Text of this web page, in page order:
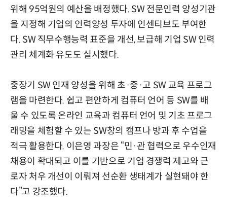
위해 95억원의 예산을 배정했다. SW 전문인력 양성기관
을 지정해 기업의 인력양성 투자에 인센티브도 부여한
다. SW 직무수행능력 표준을 개선, 보급해 기업 SW 인력
관리 체계화 유도도 실시했다.
중장기 SW 인재 양성을 위해 초·중·고 SW 교육 프로그
램을 마련한다. 쉽고 편안하게 컴퓨터 언어 등 SW를 배
울 수 있도록 온라인 교육과 컴퓨터 언어 및 기초 프로그
래밍을 체험할 수 있는 SW창의 캠프나 방과 후 수업을
적극 활용한다. 이은영 과장은 “민·관 협력으로 우수인재
채용이 확대되고 이를 기반으로 기업 경쟁력 제고와 근
로자 처우 개선이 이뤄져 선순환 생태계가 실현돼야 한
다”고 강조했다.